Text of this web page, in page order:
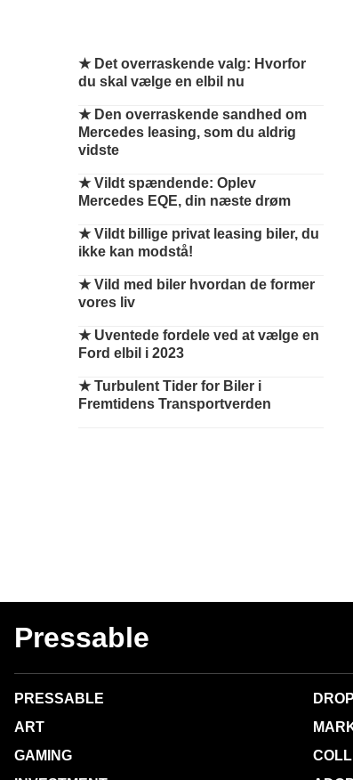
★ Det overraskende valg: Hvorfor
du skal vælge en elbil nu
★ Den overraskende sandhed om
Mercedes leasing, som du aldrig
vidste
★Vildt spændende: Oplev
Mercedes EQE, din næste drøm
★Vildt billige privat leasing biler, du
ikke kan modstå!
★Vild med biler hvordan de former
vores liv
★ Uventede fordele ved at vælge en
Ford elbil i 2023
★Turbulent Tider for Biler i
Fremtidens Transportverden
Pressable
PRESSABLE
ART
GAMING